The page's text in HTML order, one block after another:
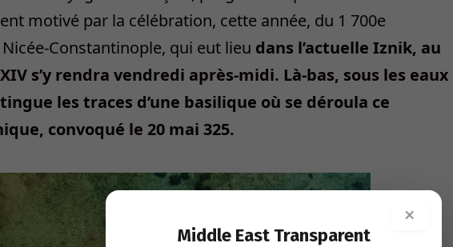
motivé par la célébration, cette année, du 1 700e
Constantinople, qui eut lieu dans l’actuelle Iznik, au
s’y rendra vendredi après-midi. Là-bas, sous les eaux
les traces d’une basilique où se déroula ce
convoqué le 20 mai 325.
×
Middle East Transparent